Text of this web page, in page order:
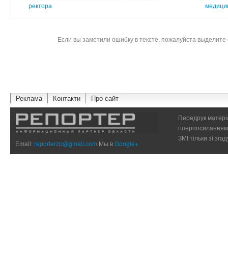
ректора
Если вы заметили ошибку в тексте, пожалуйста
Реклама Контакти Про сайт
Email:reporterzp@gmail.com Мы вGoogle+
Передрук
ЗМІ тільки зі